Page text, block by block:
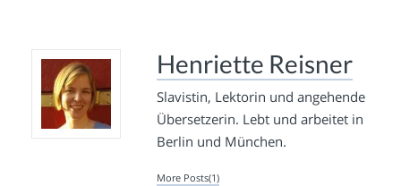
Henriette Reisner
Slavistin, Lektorin und angehende
Übersetzerin. Lebt und arbeitet in
Berlin und München.
More Posts(1)